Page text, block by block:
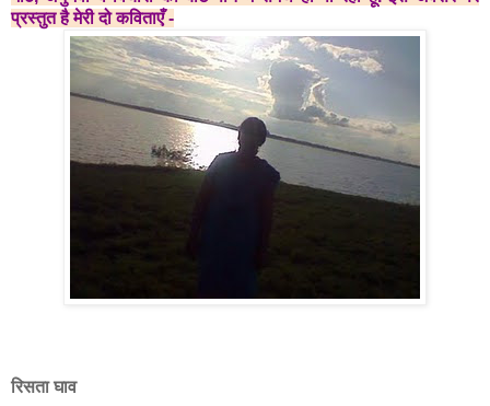
प्रस्तुत है मेरी दो कविताएँ -
रिसता घाव